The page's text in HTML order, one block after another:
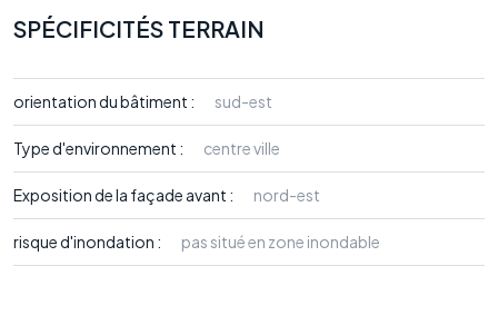
SPÉCIFICITÉS TERRAIN
orientation du bâtiment : sud-est
Type d'environnement : centre ville
Exposition de la façade avant : nord-est
risque d'inondation : pas situé en zone inondable